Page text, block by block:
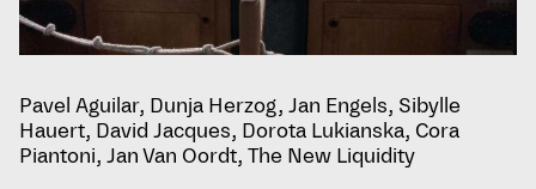
Pavel Aguilar, Dunja Herzog, Jan Engels, Sibylle
Hauert, David Jacques, Dorota Lukianska, Cora
Piantoni, Jan Van Oordt, The New Liquidity